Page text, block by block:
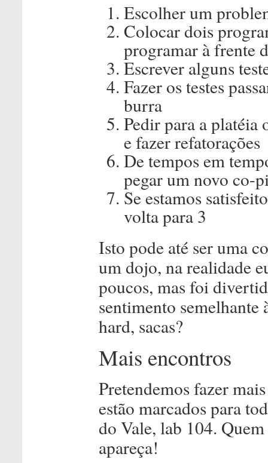
Escolher um
Colocar dois
programar à frente
Escrever alguns
Fazer os testes
burra
Pedir para a platéia
e fazer refatorações
De tempos em
pegar um novo co-
Se estamos
volta para 3
Isto pode até ser uma
um dojo, na realidade
poucos, mas foi
sentimento
hard, sacas?
Mais encontros
Pretendemos fazer
estão marcados para
do Vale, lab 104.
apareça!